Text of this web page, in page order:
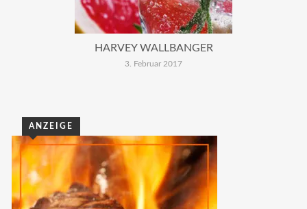
HARVEY WALLBANGER
3. Februar 2017
ANZEIGE